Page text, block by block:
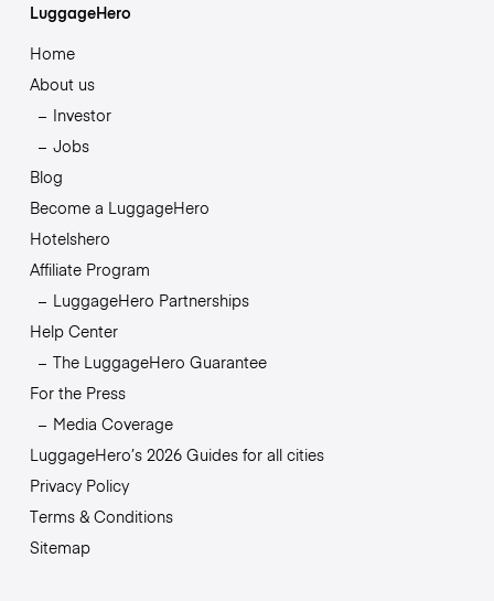
LuggageHero
Home
About us
Investor
Jobs
Blog
Become a LuggageHero
Hotelshero
Affiliate Program
LuggageHero Partnerships
Help Center
The LuggageHero Guarantee
For the Press
Media Coverage
LuggageHero’s 2026 Guides for all cities
Privacy Policy
Terms & Conditions
Sitemap